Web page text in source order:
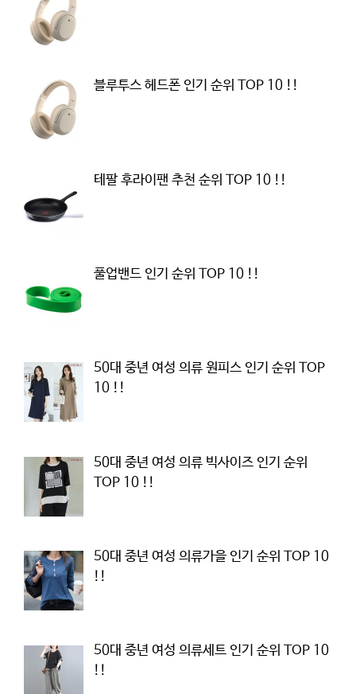
블루투스 헤드폰 인기 순위 TOP 10 !!
테팔 후라이팬 추천 순위 TOP 10 !!
풀업밴드 인기 순위 TOP 10 !!
50대 중년 여성 의류 원피스 인기 순위 TOP
10 !!
50대 중년 여성 의류 빅사이즈 인기 순위
TOP 10 !!
50대 중년 여성 의류가을 인기 순위 TOP 10
!!
50대 중년 여성 의류세트 인기 순위 TOP 10
!!